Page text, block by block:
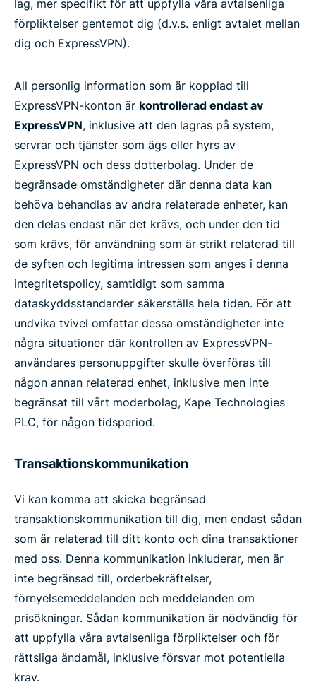
lag, mer specifikt för att uppfylla våra avtalsenliga
förpliktelser gentemot dig (d.v.s. enligt avtalet mellan
dig och ExpressVPN).
All personlig information som är kopplad till
ExpressVPN-konton är kontrollerad endast av
ExpressVPN, inklusive att den lagras på system,
servrar och tjänster som ägs eller hyrs av
ExpressVPN och dess dotterbolag. Under de
begränsade omständigheter där denna data kan
behöva behandlas av andra relaterade enheter, kan
den delas endast när det krävs, och under den tid
som krävs, för användning som är strikt relaterad till
de syften och legitima intressen som anges i denna
integritetspolicy, samtidigt som samma
dataskyddsstandarder säkerställs hela tiden. För att
undvika tvivel omfattar dessa omständigheter inte
några situationer där kontrollen av ExpressVPN-
användares personuppgifter skulle överföras till
någon annan relaterad enhet, inklusive men inte
begränsat till vårt moderbolag, Kape Technologies
PLC, för någon tidsperiod.
Transaktionskommunikation
Vi kan komma att skicka begränsad
transaktionskommunikation till dig, men endast sådan
som är relaterad till ditt konto och dina transaktioner
med oss. Denna kommunikation inkluderar, men är
inte begränsad till, orderbekräftelser,
förnyelsemeddelanden och meddelanden om
prisökningar. Sådan kommunikation är nödvändig för
att uppfylla våra avtalsenliga förpliktelser och för
rättsliga ändamål, inklusive försvar mot potentiella
krav.